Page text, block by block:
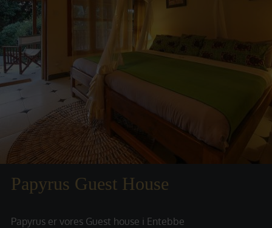
Papyrus Guest House
Papyrus er vores Guest house i Entebbe